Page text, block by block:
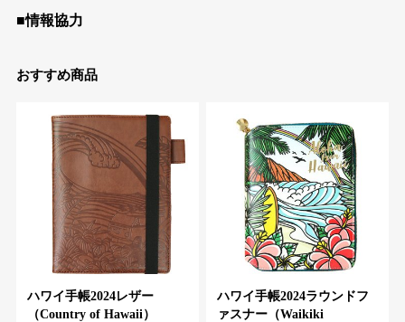
■情報協力
おすすめ商品
ハワイ手帳2024レザー
（Country of Hawaii）
ハワイ手帳2024ラウンドフ
ァスナー（Waikiki